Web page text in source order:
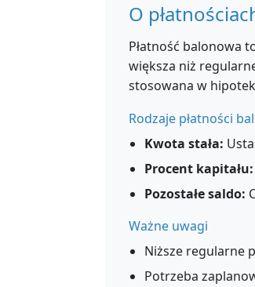
O
Płatność balonowa
większa niż
stosowana w
Rodzaje płatności
Kwota stała:
Procent kapitału:
Pozostałe saldo:
Ważne uwagi
Niższe regularne
Potrzeba